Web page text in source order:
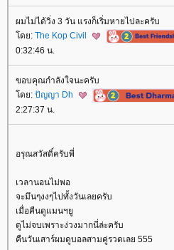
ผมไม่ได้วิ่ง 3 วัน แรงก็เริ่มหายไปละครับ
ดย: The Kop Civil
0:32:46 น.
ขอบคุณกำลังใจนะครับ
ดย: ปัญญา Dh
2:27:37 น.
อรุณสวัสดิ์ครับพี่
เวลานอนไม่พอ
จะมึนๆงงๆไปทั้งวันเลยครับ
เมื่อคืนดูแมนฯยู
ดูไม่จบเพราะง่วงมากนี่ล่ะครับ
คืนวันเสาร์ผมดูบอลสามคู่รวดเลย 555